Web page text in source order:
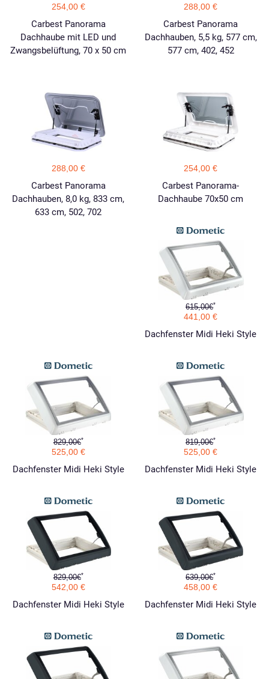
254,00 €
Carbest Panorama
Dachhaube mit LED und
Zwangsbelüftung, 70 x 50 cm
288,00 €
Carbest Panorama
Dachhauben, 5,5 kg, 577 cm,
577 cm, 402, 452
288,00 €
Carbest Panorama
Dachhauben, 8,0 kg, 833 cm,
633 cm, 502, 702
254,00 €
Carbest Panorama-
Dachhaube 70x50 cm
615,00€*
441,00 €
Dachfenster Midi Heki Style
829,00€*
525,00 €
Dachfenster Midi Heki Style
819,00€*
525,00 €
Dachfenster Midi Heki Style
829,00€*
542,00 €
Dachfenster Midi Heki Style
639,00€*
458,00 €
Dachfenster Midi Heki Style